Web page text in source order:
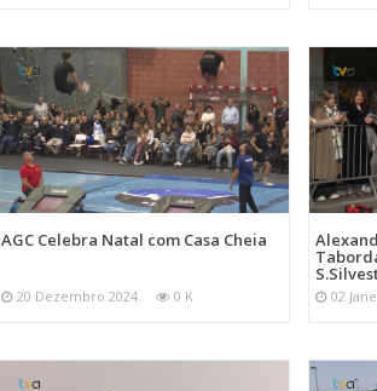
AGC Celebra Natal com Casa Cheia
20 Dezembro 2024 0 K 02